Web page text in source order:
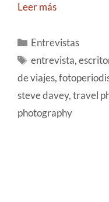
Leer más
Entrevistas
entrevista,
de viajes,
steve davey,travel
photography